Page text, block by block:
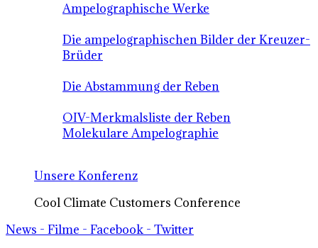
Ampelographische Werke
Die ampelographischen Bilder der Kreuzer-
Brüder
Die Abstammung der Reben
OIV-Merkmalsliste der Reben
Molekulare Ampelographie
Unsere Konferenz
Cool Climate Customers Conference
News - Filme - Facebook - Twitter